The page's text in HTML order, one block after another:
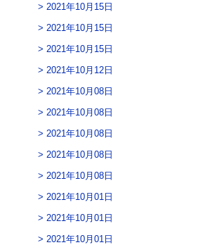
2021年10月15日
2021年10月15日
2021年10月15日
2021年10月12日
2021年10月08日
2021年10月08日
2021年10月08日
2021年10月08日
2021年10月08日
2021年10月01日
2021年10月01日
2021年10月01日